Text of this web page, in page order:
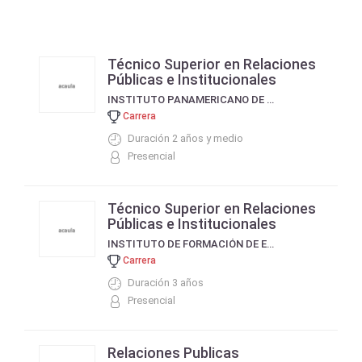
Técnico Superior en Relaciones
Públicas e Institucionales
INSTITUTO PANAMERICANO DE ESTUDIOS SUPERIORES
Carrera
Duración 2 años y medio
Presencial
Técnico Superior en Relaciones
Públicas e Institucionales
INSTITUTO DE FORMACIÓN DE EDUCACIÓN SUPERIOR - IFES
Carrera
Duración 3 años
Presencial
Relaciones Publicas